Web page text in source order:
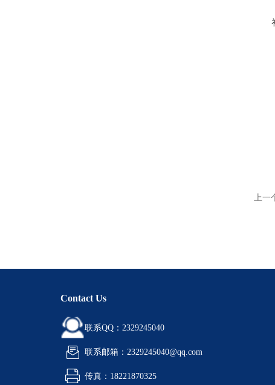
上一
Contact Us
联系QQ：2329245040
联系邮箱：2329245040@qq.com
传真：18221870325